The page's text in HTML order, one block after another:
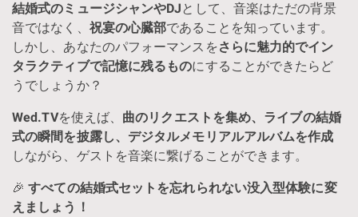
結婚式のミュージシャンやDJとして、音楽はただの背景
音ではなく、 祝宴の心臓部であることを知っています。
しかし、あなたのパフォーマンスを さらに魅力的でイン
タラクティブで記憶に残るものにすることができたらど
うでしょうか？
Wed.TVを使えば、 曲のリクエストを集め、ライブの結婚
式の瞬間を披露し、デジタルメモリアルアルバムを作成
しながら、ゲストを音楽に繋げることができます。
🎉すべての結婚式セットを忘れられない没入型体験に変
えましょう！